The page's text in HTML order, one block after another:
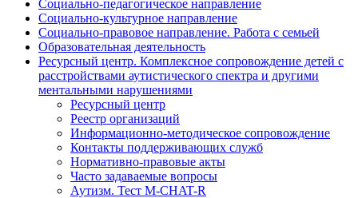
Социально-педагогическое направление
Социально-культурное направление
Социально-правовое направление. Работа с семьей
Образовательная деятельность
Ресурсный центр. Комплексное сопровождение детей с
расстройствами аутистического спектра и другими
ментальными нарушениями
Ресурсный центр
Реестр организаций
Информационно-методическое сопровождение
Контакты поддерживающих служб
Нормативно-правовые акты
Часто задаваемые вопросы
Аутизм. Тест M-CHAT-R